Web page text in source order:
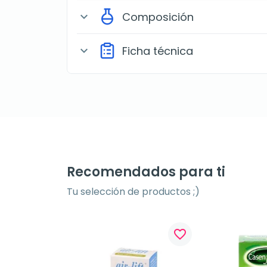
expand_more Composición
expand_more Ficha técnica
Recomendados para ti
Tu selección de productos ;)
favorite_border